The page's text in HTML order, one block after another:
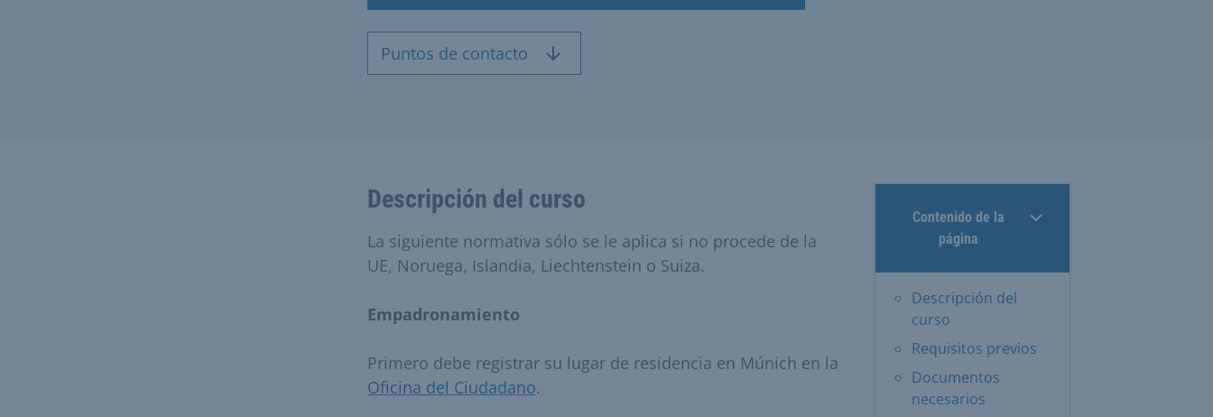
Puntos de contacto
Contenido de la
página
Descripción del
curso
Requisitos previos
Documentos
necesarios
Descripción del curso
La siguiente normativa sólo se le aplica si no procede de la
UE, Noruega, Islandia, Liechtenstein o Suiza.
Empadronamiento
Primero debe registrar su lugar de residencia en Múnich en la
Oficina del Ciudadano.